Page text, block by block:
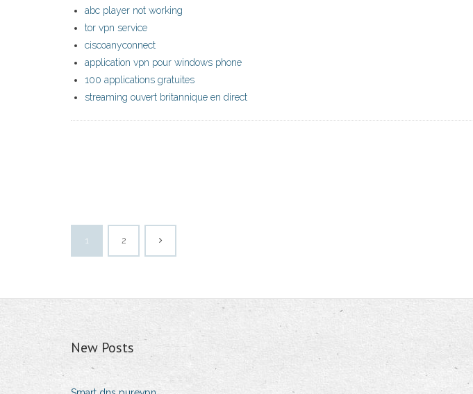
abc player not working
tor vpn service
ciscoanyconnect
application vpn pour windows phone
100 applications gratuites
streaming ouvert britannique en direct
1 2
New Posts